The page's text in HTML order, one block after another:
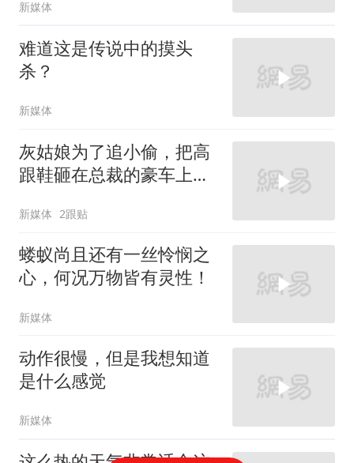
新媒体
难道这是传说中的摸头
杀？
新媒体
灰姑娘为了追小偷，把高
跟鞋砸在总裁的豪车上，
新媒体 2跟贴
蝼蚁尚且还有一丝怜悯之
心，何况万物皆有灵性！
新媒体
动作很慢，但是我想知道
是什么感觉
新媒体